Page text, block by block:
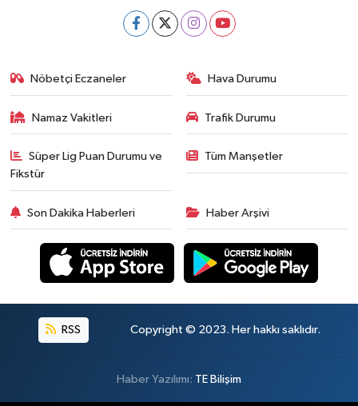
Nöbetçi Eczaneler Hava Durumu
Namaz Vakitleri Trafik Durumu
Süper Lig Puan Durumu ve
Fikstür
Tüm Manşetler
Son Dakika Haberleri Haber Arşivi
RSS Copyright © 2023. Her hakkı saklıdır.
Haber Yazılımı: TE Bilişim